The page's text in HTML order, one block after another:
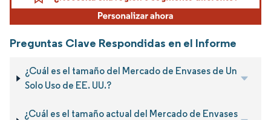
Preguntas Clave Respondidas en el Informe
¿Cuál es el tamaño del Mercado de Envases de Un
Solo Uso de EE. UU.?
¿Cuál es el tamaño actual del Mercado de Envases